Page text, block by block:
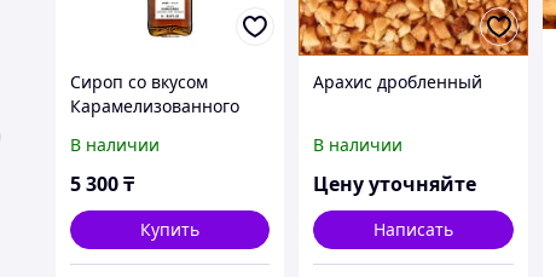
Сироп со вкусом
Карамелизованного
В наличии
5 300₸
Купить
Арахис дробленный
В наличии
Цену уточняйте
Написать